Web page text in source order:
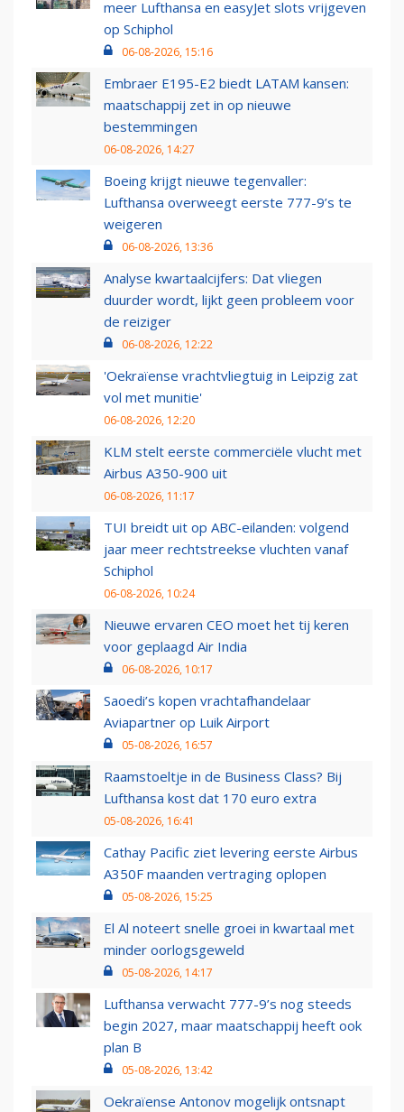
meer Lufthansa en easyJet slots vrijgeven
op Schiphol
06-08-2026, 15:16
Embraer E195-E2 biedt LATAM kansen:
maatschappij zet in op nieuwe
bestemmingen
06-08-2026, 14:27
Boeing krijgt nieuwe tegenvaller:
Lufthansa overweegt eerste 777-9’s te
weigeren
06-08-2026, 13:36
Analyse kwartaalcijfers: Dat vliegen
duurder wordt, lijkt geen probleem voor
de reiziger
06-08-2026, 12:22
'Oekraïense vrachtvliegtuig in Leipzig zat
vol met munitie'
06-08-2026, 12:20
KLM stelt eerste commerciële vlucht met
Airbus A350-900 uit
06-08-2026, 11:17
TUI breidt uit op ABC-eilanden: volgend
jaar meer rechtstreekse vluchten vanaf
Schiphol
06-08-2026, 10:24
Nieuwe ervaren CEO moet het tij keren
voor geplaagd Air India
06-08-2026, 10:17
Saoedi’s kopen vrachtafhandelaar
Aviapartner op Luik Airport
05-08-2026, 16:57
Raamstoeltje in de Business Class? Bij
Lufthansa kost dat 170 euro extra
05-08-2026, 16:41
Cathay Pacific ziet levering eerste Airbus
A350F maanden vertraging oplopen
05-08-2026, 15:25
El Al noteert snelle groei in kwartaal met
minder oorlogsgeweld
05-08-2026, 14:17
Lufthansa verwacht 777-9’s nog steeds
begin 2027, maar maatschappij heeft ook
plan B
05-08-2026, 13:42
Oekraïense Antonov mogelijk ontsnapt